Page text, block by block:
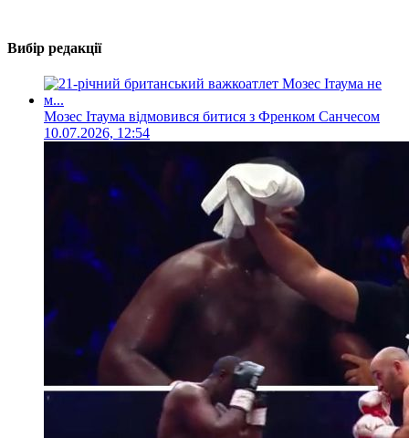
Вибір редакції
Мозес Ітаума відмовився битися з Френком Санчесом
10.07.2026, 12:54